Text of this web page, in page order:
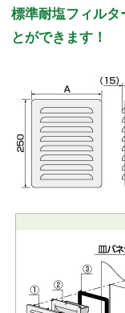
標準耐塩フィルタ
とができます！